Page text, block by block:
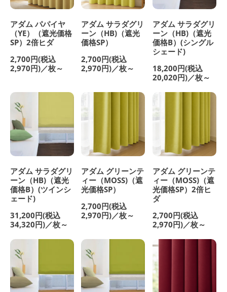
アダム パパイヤ
（YE）（遮光価格
SP）2倍ヒダ
2,700円(税込
2,970円)／枚～
アダム サラダグリ
ーン（HB)（遮光
価格SP）
2,700円(税込
2,970円)／枚～
アダム サラダグリ
ーン（HB)（遮光
価格B）(シングル
シェード)
18,200円(税込
20,020円)／枚～
アダム サラダグリ
ーン（HB)（遮光
価格B）(ツインシ
ェード)
31,200円(税込
34,320円)／枚～
アダム グリーンテ
ィー（MOSS)（遮
光価格SP）
2,700円(税込
2,970円)／枚～
アダム グリーンテ
ィー（MOSS)（遮
光価格SP）2倍ヒ
ダ
2,700円(税込
2,970円)／枚～